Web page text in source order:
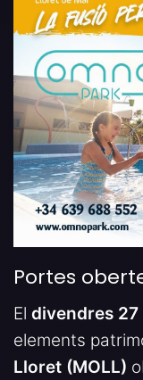
Portes
El divendres
elements
Lloret (MOLL)